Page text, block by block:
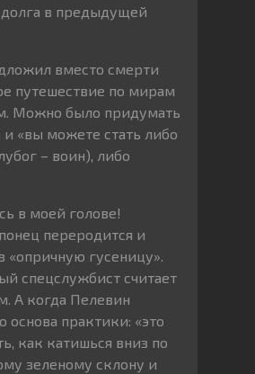
в предыдущей
вместо смерти
путешествие по мирам
Можно было придумать
«вы можете стать либо
– воин), либо
в моей голове!
переродится и
«опричную гусеницу».
спецслужбист считает
А когда Пелевин
основа практики: «это
как катишься вниз по
зеленому склону и